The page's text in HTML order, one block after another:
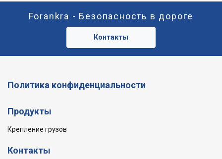
Forankra - Безопасность в дороге
Контакты
Политика конфиденциальности
Продукты
Крепление грузов
Контакты